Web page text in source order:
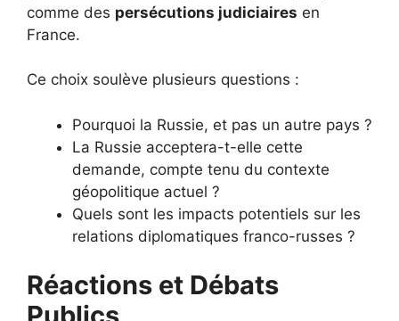
comme des persécutions judiciaires en
France.
Ce choix soulève plusieurs questions :
Pourquoi la Russie, et pas un autre pays ?
La Russie acceptera-t-elle cette
demande, compte tenu du contexte
géopolitique actuel ?
Quels sont les impacts potentiels sur les
relations diplomatiques franco-russes ?
Réactions et Débats